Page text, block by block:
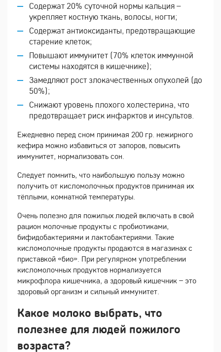
Содержат 20% суточной нормы кальция –
укрепляет костную ткань, волосы, ногти;
Содержат антиоксиданты, предотвращающие
старение клеток;
Повышают иммунитет (70% клеток иммунной
системы находятся в кишечнике);
Замедляют рост злокачественных опухолей (до
50%);
Снижают уровень плохого холестерина, что
предотвращает риск инфарктов и инсультов.
Ежедневно перед сном принимая 200 гр. нежирного
кефира можно избавиться от запоров, повысить
иммунитет, нормализовать сон.
Следует помнить, что наибольшую пользу можно
получить от кисломолочных продуктов принимая их
тёплыми, комнатной температуры.
Очень полезно для пожилых людей включать в свой
рацион молочные продукты с пробиотиками,
бифидобактериями и лактобактериями. Такие
кисломолочные продукты продаются в магазинах с
приставкой «био». При регулярном употреблении
кисломолочных продуктов нормализуется
микрофлора кишечника, а здоровый кишечник – это
здоровый организм и сильный иммунитет.
Какое молоко выбрать, что
полезнее для людей пожилого
возраста?